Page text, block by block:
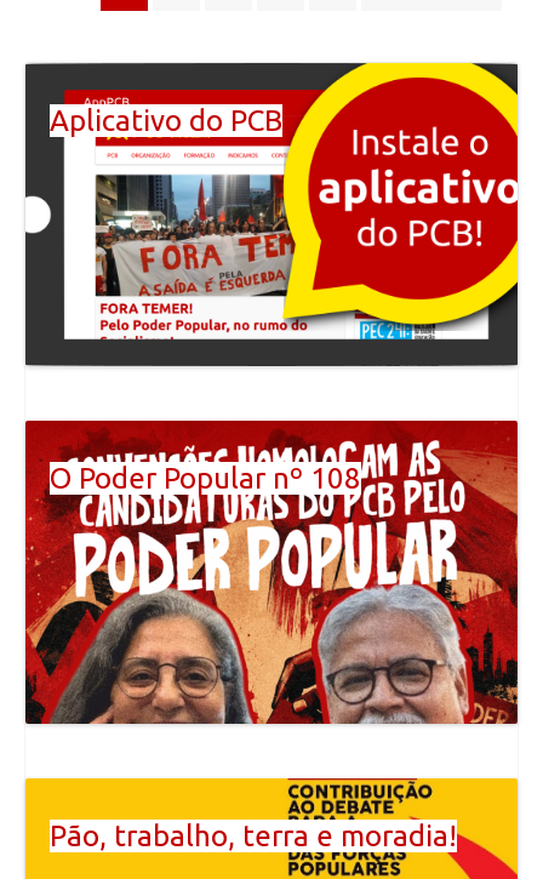
navigation
Aplicativo do PCB
O Poder Popular nº 108
Pão, trabalho, terra e moradia!